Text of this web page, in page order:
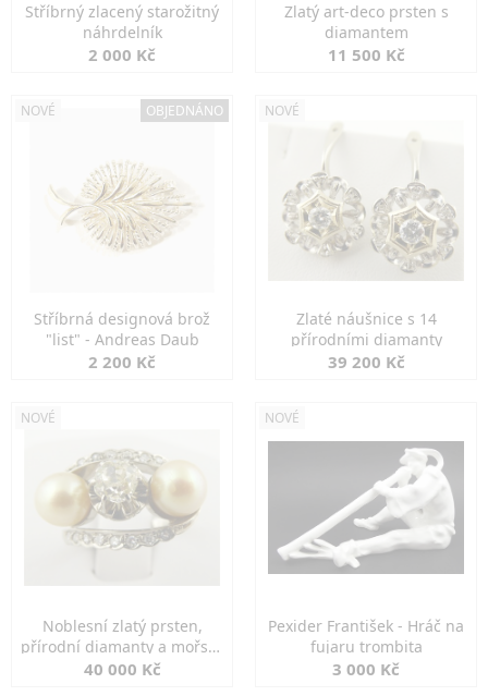
Stříbrný zlacený starožitný
náhrdelník
2 000 Kč
Zlatý art-deco prsten s
diamantem
11 500 Kč
NOVÉ OBJEDNÁNO
Stříbrná designová brož
"list" - Andreas Daub
2 200 Kč
NOVÉ
Zlaté náušnice s 14
přírodními diamanty
39 200 Kč
NOVÉ
Noblesní zlatý prsten,
přírodní diamanty a mořské
perly
40 000 Kč
NOVÉ
Pexider František - Hráč na
fujaru trombita
3 000 Kč